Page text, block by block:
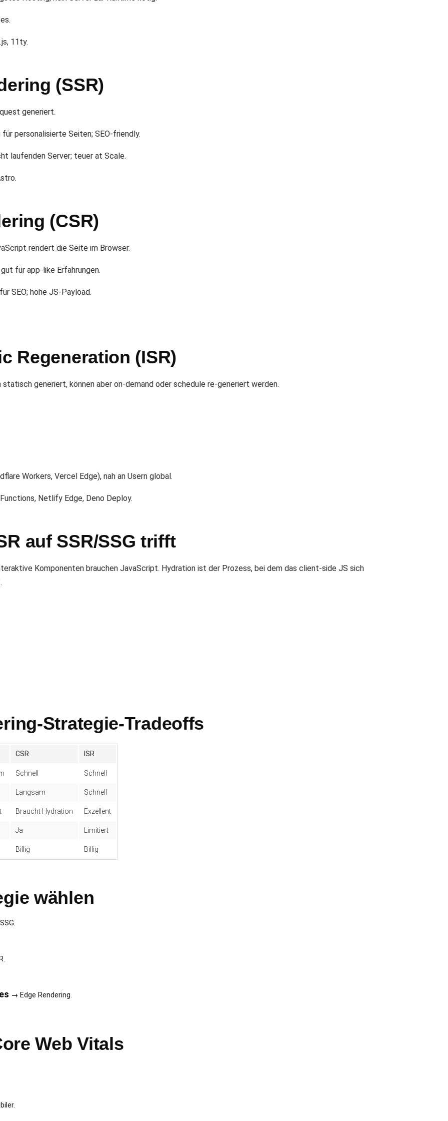
11ty.
(SSR)
generiert.
personalisierte Seiten; SEO-friendly.
laufenden Server; teuer at Scale.
(CSR)
rendert die Seite im Browser.
für app-like Erfahrungen.
SEO; hohe JS-Payload.
Regeneration (ISR)
statisch generiert, können aber on-demand oder schedule re-generiert werden.
Workers, Vercel Edge), nah an Usern global.
Netlify Edge, Deno Deploy.
auf SSR/SSG trifft
Komponenten brauchen JavaScript. Hydration ist der Prozess, bei dem das client-side JS sich
Strategie-Tradeoffs
CSR ISR
Schnell Schnell
Langsam Schnell
Braucht Hydration Exzellent
Ja Limitiert
Billig Billig
wählen
→ Edge Rendering.
Web Vitals